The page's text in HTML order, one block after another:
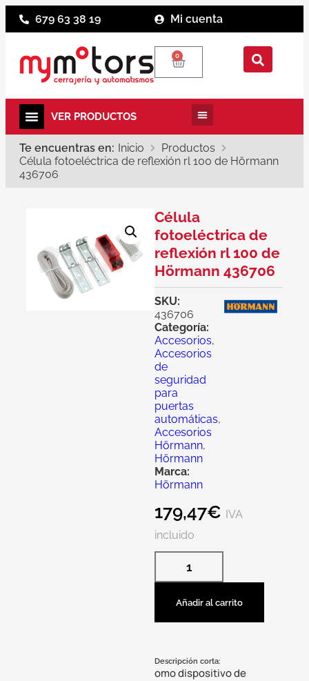
679 63 38 19 Mi cuenta
0
Te encuentras en: Inicio
Productos
Célula fotoeléctrica de reflexión rl 100 de Hörmann
436706
Célula
fotoeléctrica de
reflexión rl 100 de
Hörmann 436706
SKU:
436706
Categoría:
Accesorios,
Accesorios
de
seguridad
para
puertas
automáticas,
Accesorios
Hörmann,
Hörmann
Marca:
Hörmann
179,47€ IVA
incluido
Añadir al carrito
Descripción corta:
omo dispositivo de